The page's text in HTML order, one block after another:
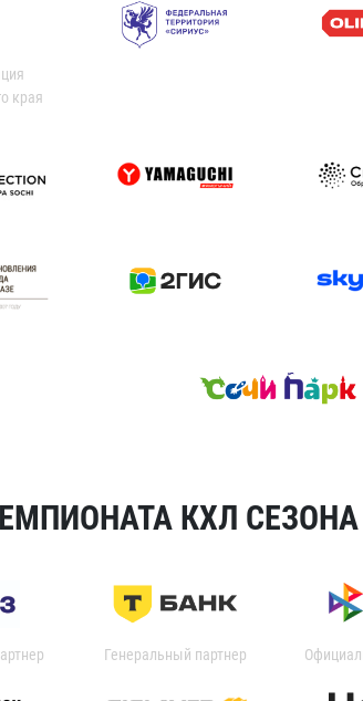
края
КХЛ СЕЗОНА
Генеральный партнер